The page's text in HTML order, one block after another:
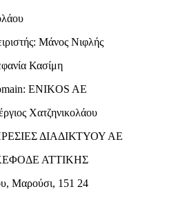
Μάνος Νιφλής
Κασίμη
ENIKOS AE
Χατζηνικολάου
ΔΙΑΔΙΚΤΥΟΥ ΑΕ
ΑΤΤΙΚΗΣ
Μαρούσι, 151 24